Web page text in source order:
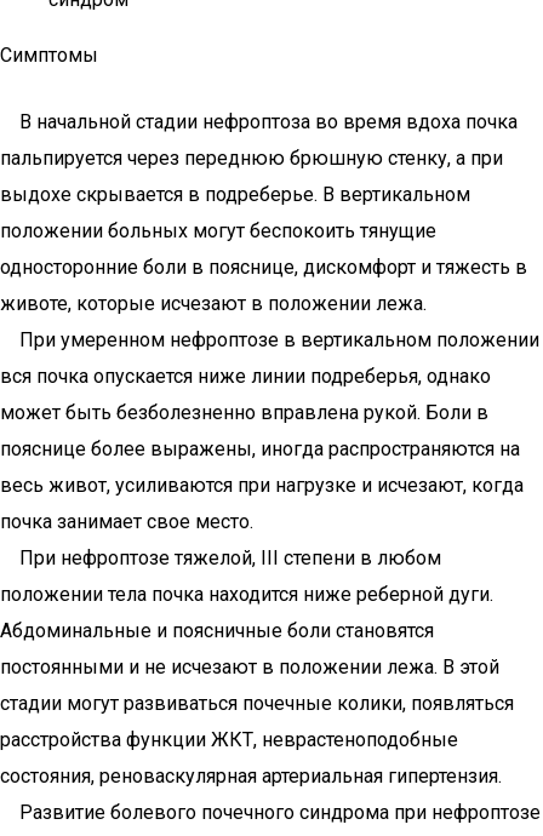
Симптомы
В начальной стадии нефроптоза во время вдоха почка
пальпируется через переднюю брюшную стенку, а при
выдохе скрывается в подреберье. В вертикальном
положении больных могут беспокоить тянущие
односторонние боли в пояснице, дискомфорт и тяжесть в
животе, которые исчезают в положении лежа.
При умеренном нефроптозе в вертикальном положении
вся почка опускается ниже линии подреберья, однако
может быть безболезненно вправлена рукой. Боли в
пояснице более выражены, иногда распространяются на
весь живот, усиливаются при нагрузке и исчезают, когда
почка занимает свое место.
При нефроптозе тяжелой, III степени в любом
положении тела почка находится ниже реберной дуги.
Абдоминальные и поясничные боли становятся
постоянными и не исчезают в положении лежа. В этой
стадии могут развиваться почечные колики, появляться
расстройства функции ЖКТ, неврастеноподобные
состояния, реноваскулярная артериальная гипертензия.
Развитие болевого почечного синдрома при нефроптозе